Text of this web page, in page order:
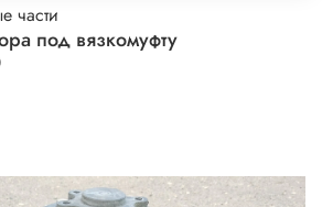
части
под вязкомуфту